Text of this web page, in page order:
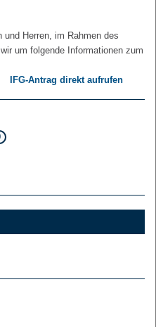
und Herren, im Rahmen des
um folgende Informationen zum
IFG-Antrag direkt aufrufen